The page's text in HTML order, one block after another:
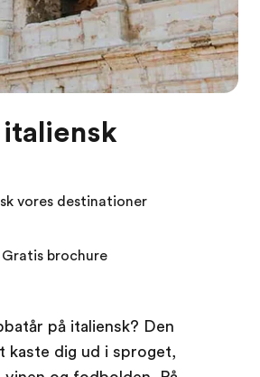
på italiensk? Den
kaste dig ud i sproget,
vores destinationer
Gratis brochure